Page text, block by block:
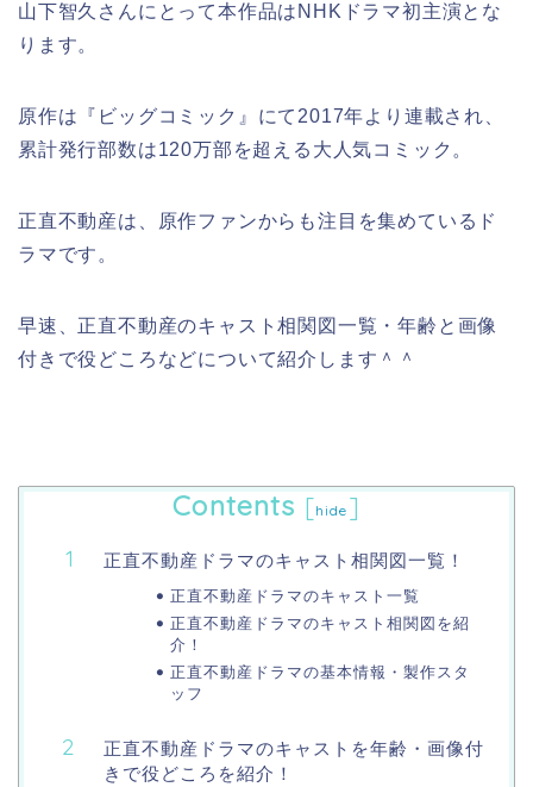
山下智久さんにとって本作品はNHKドラマ初主演とな
ります。
原作は『ビッグコミック』にて2017年より連載され、
累計発行部数は120万部を超える大人気コミック。
正直不動産は、原作ファンからも注目を集めているド
ラマです。
早速、正直不動産のキャスト相関図一覧・年齢と画像
付きで役どころなどについて紹介します＾＾
Contents [hide ]
正直不動産ドラマのキャスト相関図一覧！
正直不動産ドラマのキャスト一覧
正直不動産ドラマのキャスト相関図を紹
介！
正直不動産ドラマの基本情報・製作スタ
ッフ
正直不動産ドラマのキャストを年齢・画像付
きで役どころを紹介！